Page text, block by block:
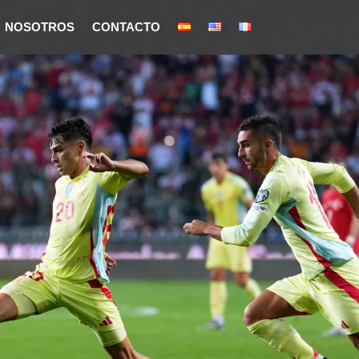
NOSOTROS CONTACTO